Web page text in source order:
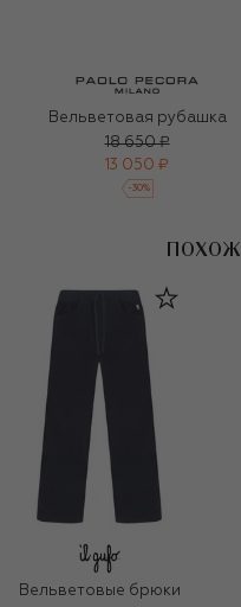
Вельветовая рубашка
18 650 ₽
13 050 ₽
-30%
Вельветовые брюки